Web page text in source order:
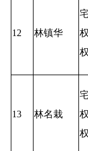
12 林镇华
权
13 林名栽
权